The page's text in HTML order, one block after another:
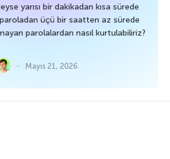
yarısı bir dakikadan kısa sürede
paroladan üçü bir saatten az sürede
parolalardan nasıl kurtulabiliriz?
Mayıs 21, 2026